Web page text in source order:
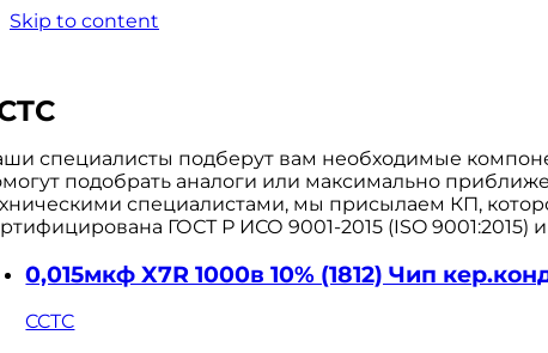
Skip to content
специалисты подберут вам необходимые
подобрать аналоги или максимально
специалистами, мы присылаем КП,
ГОСТ Р ИСО 9001-2015 (ISO
0,015мкф X7R 1000в 10% (1812) Чип
CCTC